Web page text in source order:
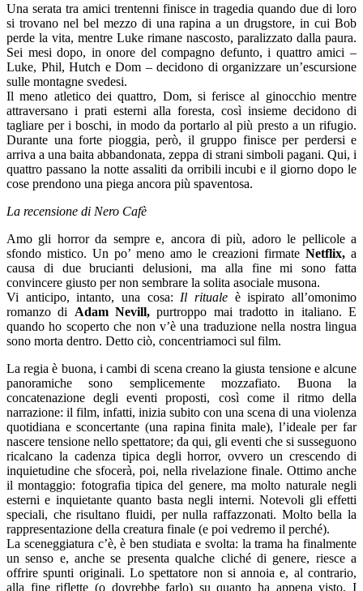
Una serata tra amici trentenni finisce in tragedia quando due di loro
si trovano nel bel mezzo di una rapina a un drugstore, in cui Bob
perde la vita, mentre Luke rimane nascosto, paralizzato dalla paura.
Sei mesi dopo, in onore del compagno defunto, i quattro amici –
Luke, Phil, Hutch e Dom – decidono di organizzare un’escursione
sulle montagne svedesi.
Il meno atletico dei quattro, Dom, si ferisce al ginocchio mentre
attraversano i prati esterni alla foresta, così insieme decidono di
tagliare per i boschi, in modo da portarlo al più presto a un rifugio.
Durante una forte pioggia, però, il gruppo finisce per perdersi e
arriva a una baita abbandonata, zeppa di strani simboli pagani. Qui, i
quattro passano la notte assaliti da orribili incubi e il giorno dopo le
cose prendono una piega ancora più spaventosa.
La recensione di Nero Cafè
Amo gli horror da sempre e, ancora di più, adoro le pellicole a
sfondo mistico. Un po’ meno amo le creazioni firmate Netflix, a
causa di due brucianti delusioni, ma alla fine mi sono fatta
convincere giusto per non sembrare la solita asociale musona.
Vi anticipo, intanto, una cosa: Il rituale è ispirato all’omonimo
romanzo di Adam Nevill, purtroppo mai tradotto in italiano. E
quando ho scoperto che non v’è una traduzione nella nostra lingua
sono morta dentro. Detto ciò, concentriamoci sul film.
La regia è buona, i cambi di scena creano la giusta tensione e alcune
panoramiche sono semplicemente mozzafiato. Buona la
concatenazione degli eventi proposti, così come il ritmo della
narrazione: il film, infatti, inizia subito con una scena di una violenza
quotidiana e sconcertante (una rapina finita male), l’ideale per far
nascere tensione nello spettatore; da qui, gli eventi che si susseguono
ricalcano la cadenza tipica degli horror, ovvero un crescendo di
inquietudine che sfocerà, poi, nella rivelazione finale. Ottimo anche
il montaggio: fotografia tipica del genere, ma molto naturale negli
esterni e inquietante quanto basta negli interni. Notevoli gli effetti
speciali, che risultano fluidi, per nulla raffazzonati. Molto bella la
rappresentazione della creatura finale (e poi vedremo il perché).
La sceneggiatura c’è, è ben studiata e svolta: la trama ha finalmente
un senso e, anche se presenta qualche cliché di genere, riesce a
offrire spunti originali. Lo spettatore non si annoia e, al contrario,
alla fine riflette (o dovrebbe farlo) su quanto ha appena visto. I